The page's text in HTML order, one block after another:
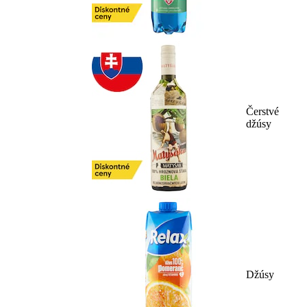
Čerstvé
džúsy
Džúsy